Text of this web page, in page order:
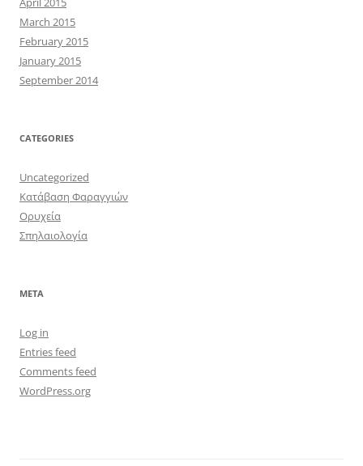
March 2015
February 2015
January 2015
September 2014
CATEGORIES
Uncategorized
Κατάβαση Φαραγγιών
Ορυχεία
Σπηλαιολογία
META
Log in
Entries feed
Comments feed
WordPress.org